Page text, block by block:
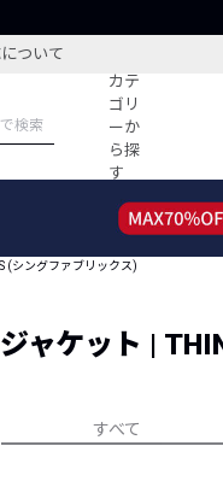
ついて
カテ
ゴリ
ーか
ら探
す
ネート
(シングファブリックス)
ャケット |
すべて